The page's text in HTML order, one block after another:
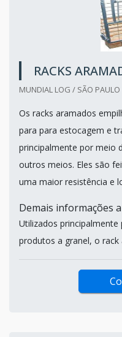
RACKS
MUNDIAL LOG / SÃO PAULO
Os racks aramados
para para estocagem e
principalmente por meio
outros meios. Eles são
uma maior resistência e
Demais informações
Utilizados
produtos a granel, o rack